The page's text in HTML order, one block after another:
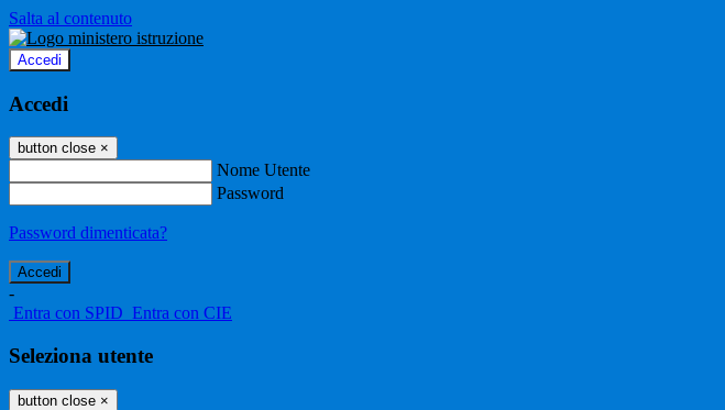
Salta al contenuto
Accedi
Accedi
button close ×
Nome Utente
Password
Password dimenticata?
-
Entra con SPID Entra con CIE
Seleziona utente
button close ×